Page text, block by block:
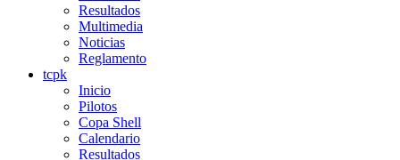
Resultados
Multimedia
Noticias
Reglamento
tcpk
Inicio
Pilotos
Copa Shell
Calendario
Resultados